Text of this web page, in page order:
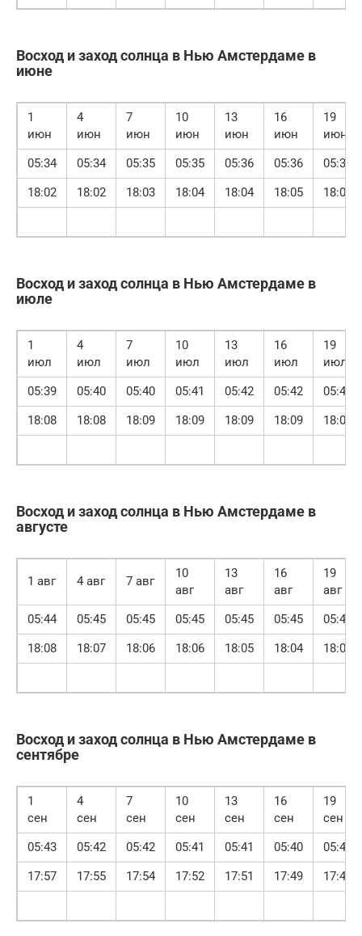
Восход и заход солнца в Нью Амстердаме в
июне
1
июн
4
июн
7
июн
10
июн
13
июн
16
июн
19
июн
05:34
05:34 05:35 05:35 05:36 05:36
05:37
18:02
18:02 18:03 18:04 18:04 18:05 18:06
Восход и заход солнца в Нью Амстердаме в
июле
1
июл
4
июл
7
июл
10
июл
13
июл
16
июл
19
июл
05:39
05:40 05:40 05:41 05:42 05:42
05:43
18:08
18:08 18:09 18:09 18:09 18:09 18:09
Восход и заход солнца в Нью Амстердаме в
августе
1 авг 4 авг 7 авг
10
авг
13
авг
16
авг
19
авг
05:44
05:45 05:45 05:45 05:45 05:45
05:44
18:08
18:07 18:06 18:06 18:05 18:04 18:03
Восход и заход солнца в Нью Амстердаме в
сентябре
1
сен
4
сен
7
сен
10
сен
13
сен
16
сен
19
сен
05:43
05:42 05:42 05:41 05:41 05:40
05:40
17:57
17:55 17:54 17:52 17:51 17:49 17:48